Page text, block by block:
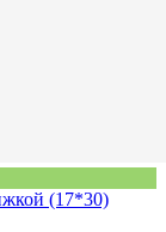
(17*30)